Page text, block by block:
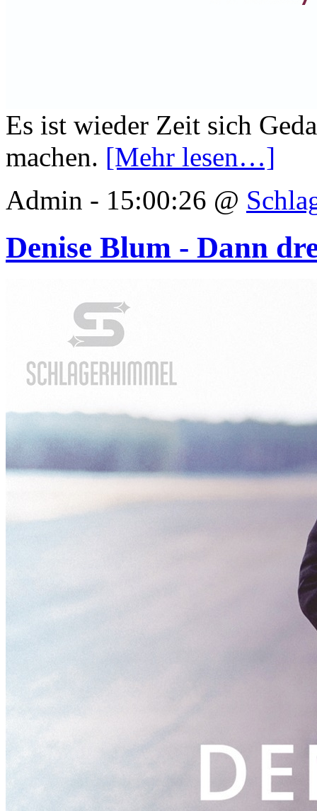
Es ist wieder Zeit sich
machen. [Mehr lesen…]
Admin - 15:00:26 @
Denise Blum - Dann